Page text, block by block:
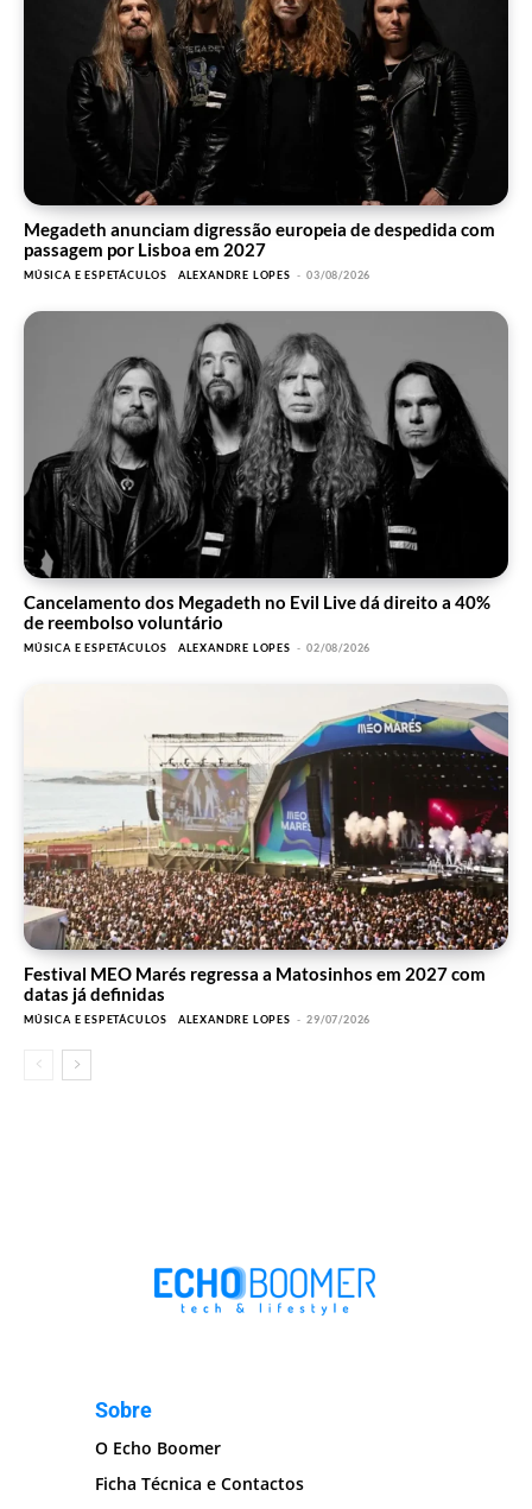
Megadeth anunciam digressão europeia de despedida com
passagem por Lisboa em 2027
MÚSICA E ESPETÁCULOS ALEXANDRE LOPES - 03/08/2026
Cancelamento dos Megadeth no Evil Live dá direito a 40%
de reembolso voluntário
MÚSICA E ESPETÁCULOS ALEXANDRE LOPES - 02/08/2026
Festival MEO Marés regressa a Matosinhos em 2027 com
datas já definidas
MÚSICA E ESPETÁCULOS ALEXANDRE LOPES - 29/07/2026
Sobre
O Echo Boomer
Ficha Técnica e Contactos